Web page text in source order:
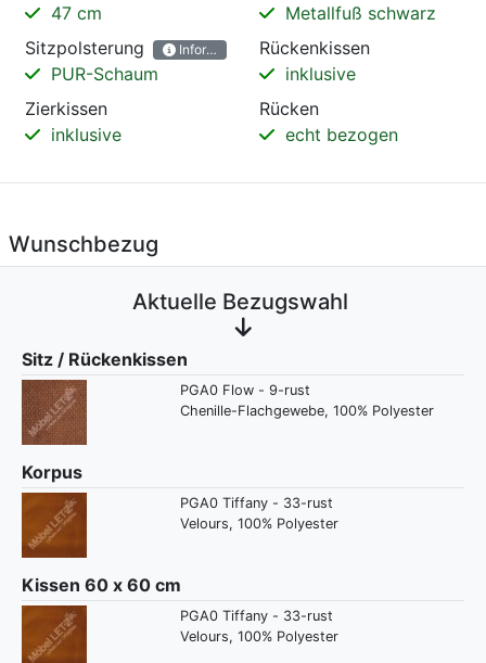
47 cm
Metallfuß schwarz
Sitzpolsterung
Informationen
PUR-Schaum
Rückenkissen
inklusive
Zierkissen
inklusive
Rücken
echt bezogen
Wunschbezug
Aktuelle Bezugswahl
Sitz / Rückenkissen
PGA0 Flow - 9-rust
Chenille-Flachgewebe, 100% Polyester
Korpus
PGA0 Tiffany - 33-rust
Velours, 100% Polyester
Kissen 60 x 60 cm
PGA0 Tiffany - 33-rust
Velours, 100% Polyester